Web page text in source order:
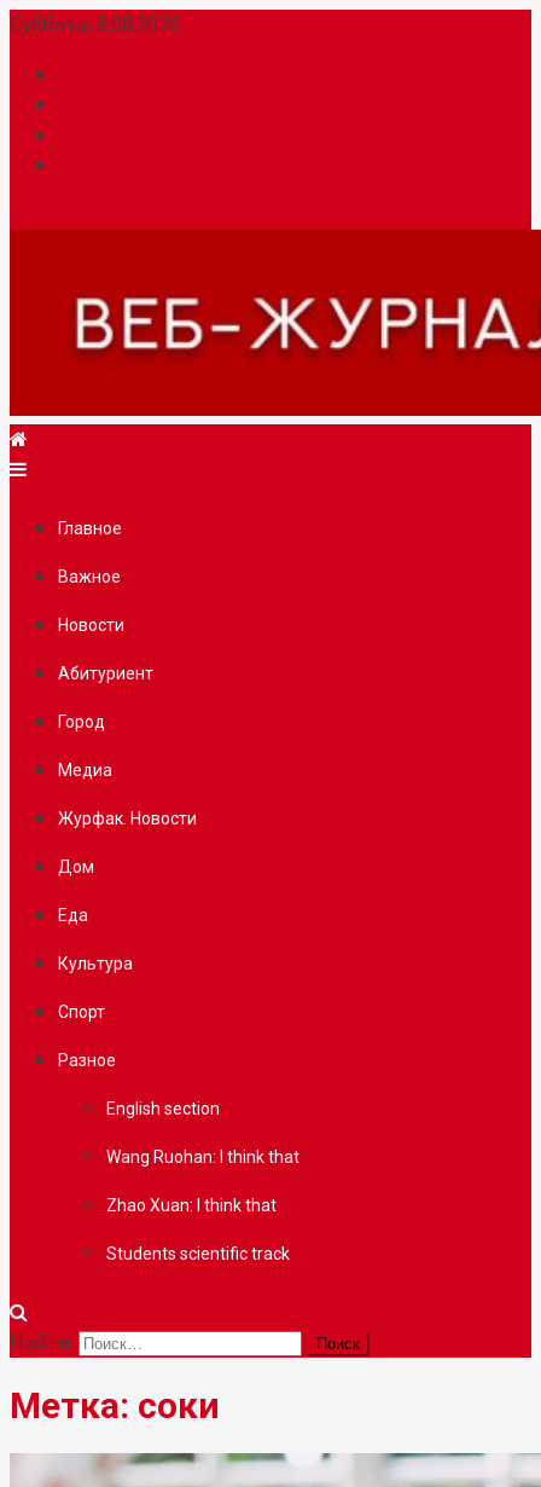
Суббота, 8.08.2026
Веб-журналист. Websmi. Факультет журналистики БГУ
Главное
Важное
Новости
Абитуриент
Город
Медиа
Журфак. Новости
Дом
Еда
Культура
Спорт
Разное
English section
Wang Ruohan: l think that
Zhao Xuan: I think that
Students scientific track
Найти:
Метка: соки